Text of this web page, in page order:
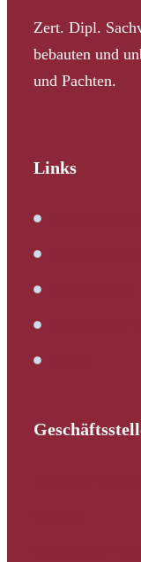
Zert. Dipl.
bebauten und
und Pachten.
Links